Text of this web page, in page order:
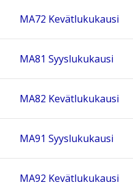
MA72 Kevätlukukausi
MA81 Syyslukukausi
MA82 Kevätlukukausi
MA91 Syyslukukausi
MA92 Kevätlukukausi